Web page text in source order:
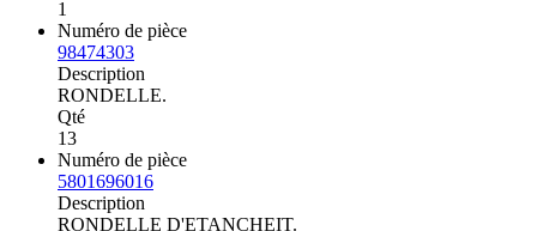
1
Numéro de pièce
98474303
Description
RONDELLE.
Qté
13
Numéro de pièce
5801696016
Description
RONDELLE D'ETANCHEIT.